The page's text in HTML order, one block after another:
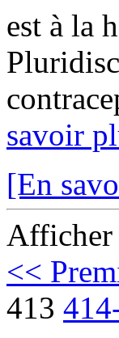
est à la
savoir
[En
Afficher
<<
413